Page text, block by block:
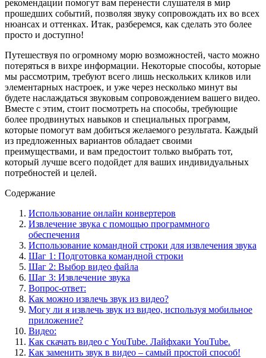
рекомендации помогут вам перенести слушателя в мир
прошедших событий, позволяя звуку сопровождать их во всех
нюансах и оттенках. Итак, разберемся, как сделать это более
просто и доступно!
Путешествуя по огромному морю возможностей, часто можно
потеряться в вихре информации. Некоторые способы, которые
мы рассмотрим, требуют всего лишь нескольких кликов или
элементарных настроек, и уже через несколько минут вы
будете наслаждаться звуковым сопровождением вашего видео.
Вместе с этим, стоит посмотреть на способы, требующие
более продвинутых навыков и специальных программ,
которые помогут вам добиться желаемого результата. Каждый
из предложенных вариантов обладает своими
преимуществами, и вам предостоит только выбрать тот,
который лучше всего подойдет для ваших индивидуальных
потребностей и целей.
Содержание
Использование онлайн конвертеров
Извлечение звука с помощью программного
обеспечения
Использование командной строки для извлечения звука
Шаг 1: Подготовка командной строки
Шаг 2: Выбор видео файла
Шаг 3: Извлечение звука
Вопрос-ответ:
Как можно извлечь звук из видео?
Могу ли я извлечь звук из видео, используя мобильное
приложение?
Видео:
Как скачать видео с YouTube. Лайфхаки YouTube.
Как заменить звук в видео – самый простой способ!